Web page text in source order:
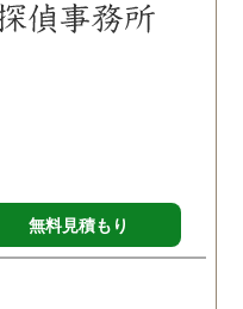
して下さり応援してるか
ねと温かい言葉までかけ
お願いしたいと思ってお
ます。本当にありがとう
ざいました。
無料見積もり